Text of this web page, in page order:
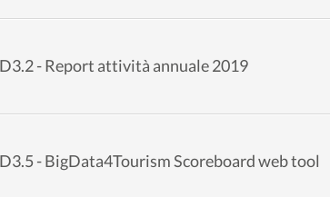
D3.2 - Report attività annuale 2019
D3.5 - BigData4Tourism Scoreboard web tool